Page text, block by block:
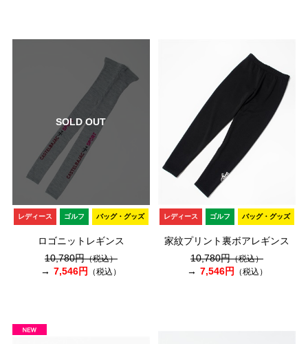
SOLD OUT
レディース ゴルフ バッグ・グッズ
ロゴニットレギンス
10,780円（税込）
7,546円 （税込）
レディース ゴルフ バッグ・グッズ
家紋プリント裏ボアレギンス
10,780円（税込）
7,546円 （税込）